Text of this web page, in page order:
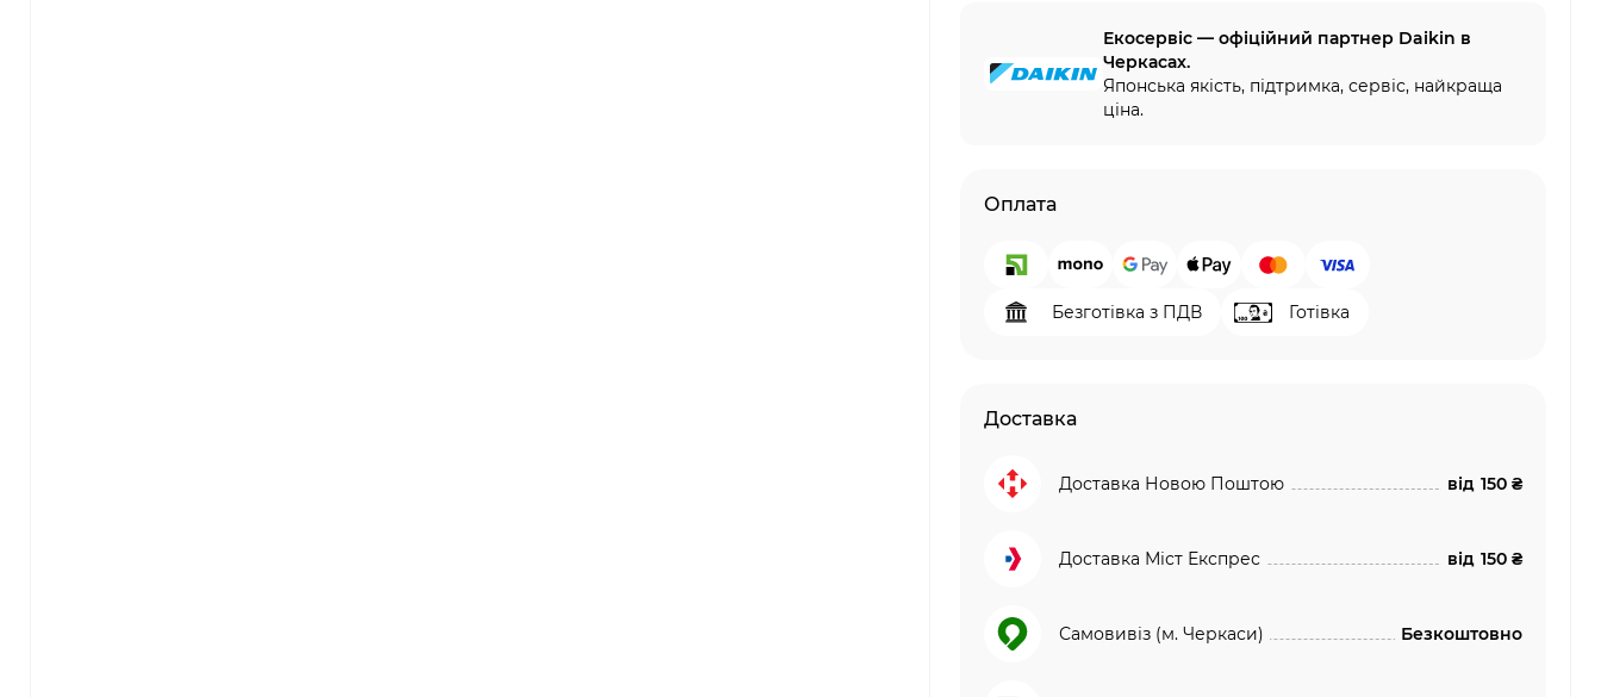
Екосервіс — офіційний партнер Daikin в
Черкасах.
Японська якість, підтримка, сервіс, найкраща
ціна.
Оплата
Безготівка з ПДВ Готівка
Доставка
Доставка Новою Поштою від 150 ₴
Доставка Міст Експрес від 150 ₴
Самовивіз (м. Черкаси) Безкоштовно